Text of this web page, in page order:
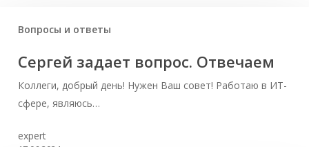
Вопросы и ответы
Сергей задает вопрос. Отвечаем
Коллеги, добрый день! Нужен Ваш совет! Работаю в ИТ-
сфере, являюсь…
expert